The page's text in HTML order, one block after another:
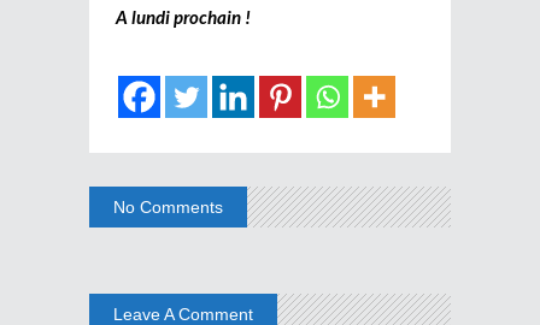
A lundi prochain !
No Comments
Leave A Comment